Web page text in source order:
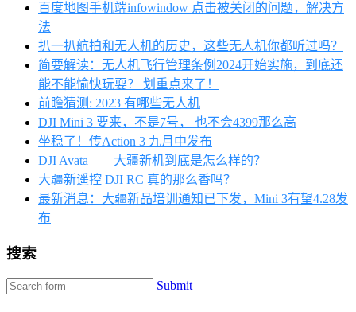
百度地图手机端infowindow 点击被关闭的问题，解决方
法
扒一扒航拍和无人机的历史，这些无人机你都听过吗？
简要解读：无人机飞行管理条例2024开始实施，到底还
能不能愉快玩耍？ 划重点来了！
前瞻猜测: 2023 有哪些无人机
DJI Mini 3 要来，不是7号， 也不会4399那么高
坐稳了！传Action 3 九月中发布
DJI Avata——大疆新机到底是怎么样的？
大疆新遥控 DJI RC 真的那么香吗？
最新消息：大疆新品培训通知已下发，Mini 3有望4.28发
布
搜索
Submit